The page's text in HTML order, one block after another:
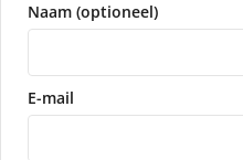
Naam (optioneel)
E-mail